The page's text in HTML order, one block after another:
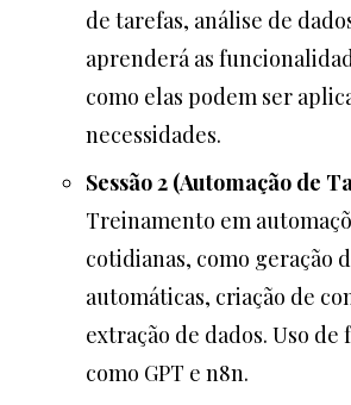
de tarefas, análise de
aprenderá as
como elas podem ser
necessidades.
Sessão 2 (Automação de
Treinamento em
cotidianas, como geração
automáticas, criação de
extração de dados. Uso
como GPT e n8n.